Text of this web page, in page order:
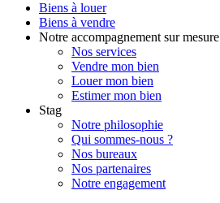
Biens à louer
Biens à vendre
Notre accompagnement sur mesure
Nos services
Vendre mon bien
Louer mon bien
Estimer mon bien
Stag
Notre philosophie
Qui sommes-nous ?
Nos bureaux
Nos partenaires
Notre engagement